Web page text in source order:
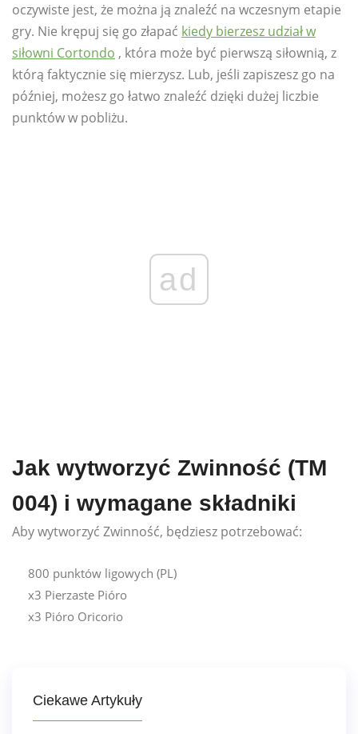
oczywiste jest, że można ją znaleźć na wczesnym etapie
gry. Nie krępuj się go złapać kiedy bierzesz udział w
siłowni Cortondo , która może być pierwszą siłownią, z
którą faktycznie się mierzysz. Lub, jeśli zapiszesz go na
później, możesz go łatwo znaleźć dzięki dużej liczbie
punktów w pobliżu.
ad
Jak wytworzyć Zwinność (TM
004) i wymagane składniki
Aby wytworzyć Zwinność, będziesz potrzebować:
800 punktów ligowych (PL)
x3 Pierzaste Pióro
x3 Pióro Oricorio
Ciekawe Artykuły